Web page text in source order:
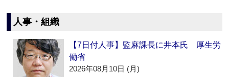
人事・組織
【7日付人事】監麻課長に井本氏 厚生労
働省
2026年08月10日 (月)